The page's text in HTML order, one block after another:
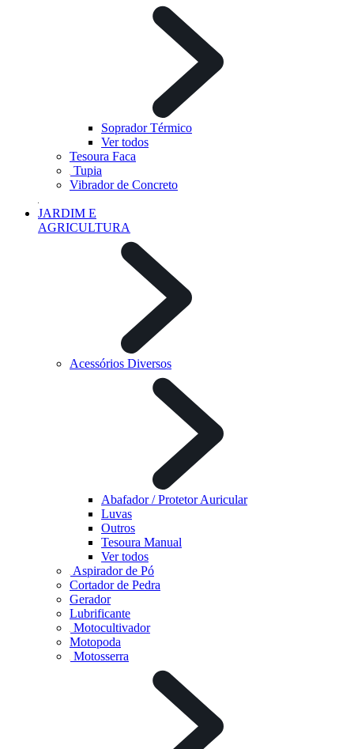
Soprador Térmico
Ver todos
Tesoura Faca
Tupia
Vibrador de Concreto
JARDIM E
AGRICULTURA
Acessórios Diversos
Abafador / Protetor Auricular
Luvas
Outros
Tesoura Manual
Ver todos
Aspirador de Pó
Cortador de Pedra
Gerador
Lubrificante
Motocultivador
Motopoda
Motosserra